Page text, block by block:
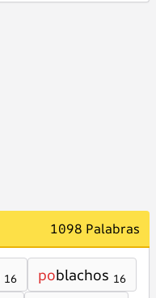
1098 Palabras
16 poblachos 16